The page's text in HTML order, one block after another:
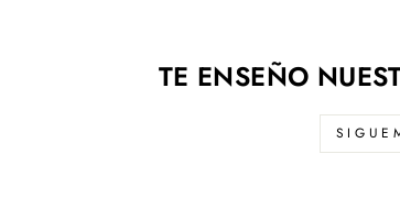
TE ENSEÑO